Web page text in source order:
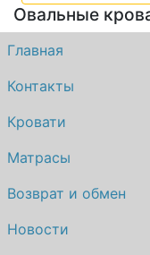
Open submenu
Основания
Open submenu
Open submenu
Open submenu
Овальные
Главная
Контакты
Кровати
Матрасы
Возврат и обмен
Новости